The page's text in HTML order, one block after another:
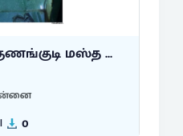
மஸ்த ...
| 0